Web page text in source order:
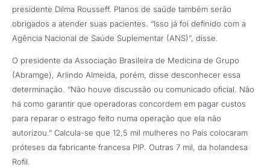
presidente Dilma Rousseff. Planos de saúde também serão
obrigados a atender suas pacientes. “Isso já foi definido com a
Agência Nacional de Saúde Suplementar (ANS)”, disse.
O presidente da Associação Brasileira de Medicina de Grupo
(Abramge), Arlindo Almeida, porém, disse desconhecer essa
determinação. “Não houve discussão ou comunicado oficial. Não
há como garantir que operadoras concordem em pagar custos
para reparar o estrago feito numa operação que ela não
autorizou.” Calcula-se que 12,5 mil mulheres no País colocaram
próteses da fabricante francesa PIP. Outras 7 mil, da holandesa
Rofil.